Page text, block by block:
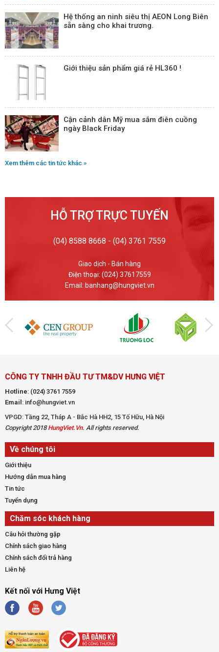
Hệ thống an ninh siêu thị AEON Long Biên
sẵn sàng cho khai trương.
Giới thiệu sản phẩm giá rẻ HL360 !
Cận cảnh dân Mỹ mua sắm điên cuồng
ngày Black Friday
Xem thêm các tin tức khác »
HỖ TRỢ TRỰC TUYẾN
(04) 8588 8668 - (04) 3761 7559
Giao dịch - Bán hàng
Điện thoại: (024) 37617559
Email: banhang@hungviet.vn
CÔNG TY TNHH ĐẦU TƯ TM&DV HƯNG VIỆT
Hotline: (024) 3761 7559
Email : info@hungviet.vn
VPGD: Tầng 22, Tháp A - Bắc Hà HH2, 15 Tố Hữu, Hà Nội
Copyright 2018HungViet.Vn. All rights reserved.
Về chúng tôi
Giới thiệu
Hướng dẫn mua hàng
Tin tức
Tuyển dụng
Chăm sóc khách hàng
Câu hỏi thường gặp
Chính sách giao hàng
Chính sách đổi trả hàng
Liên hệ
Kết nối với Hưng Việt